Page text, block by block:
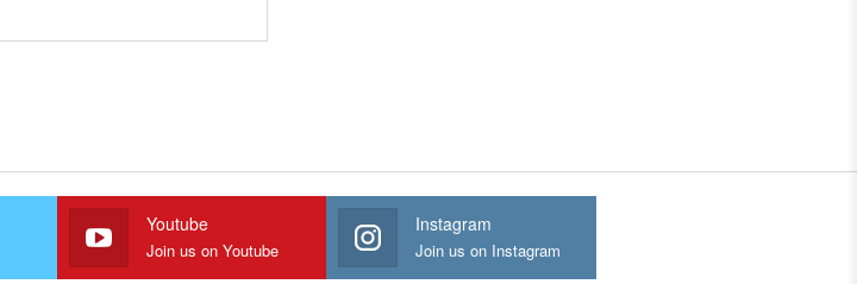
Youtube
Join us on Youtube
Instagram
Join us on Instagram